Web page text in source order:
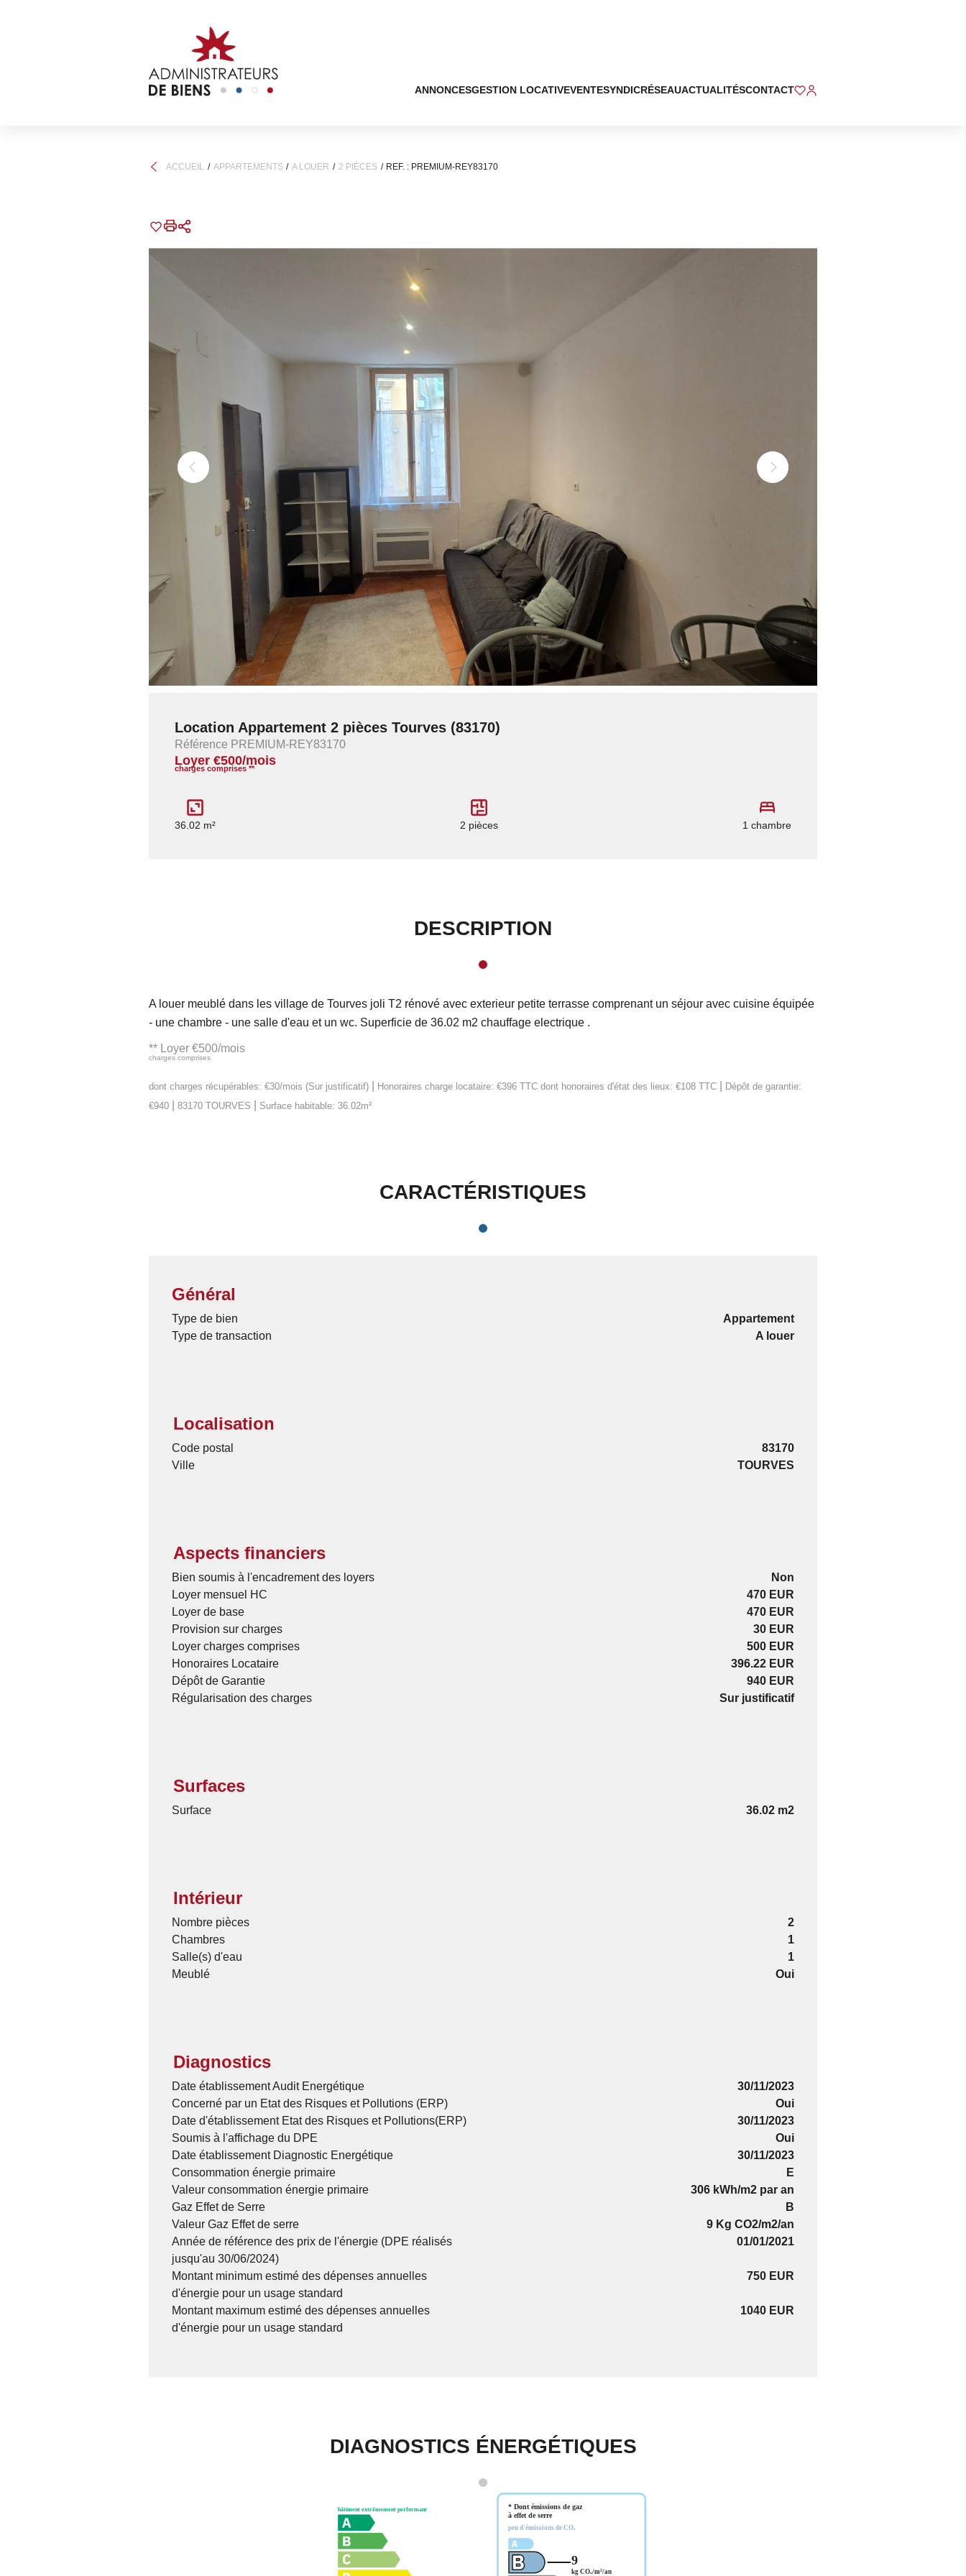
ANNONCESGESTION LOCATIVEVENTESYNDICRÉSEAUACTUALITÉSCONTACT
ACCUEIL APPARTEMENTS A LOUER 2 PIÈCES REF. : PREMIUM-REY83170
Location Appartement 2 pièces Tourves (83170)
Référence PREMIUM-REY83170
Loyer €500/mois
charges comprises **
36.02 m² 2 pièces 1 chambre
DESCRIPTION
A louer meublé dans les village de Tourves joli T2 rénové avec exterieur petite terrasse comprenant un séjour avec cuisine équipée
- une chambre - une salle d'eau et un wc. Superficie de 36.02 m2 chauffage electrique .
** Loyer €500/mois
charges comprises
dont charges récupérables: €30/mois (Sur justificatif) Honoraires charge locataire: €396 TTC dont honoraires d'état des lieux: €108 TTC
Dépôt de garantie:
€940
83170 TOURVES Surface habitable: 36.02m²
CARACTÉRISTIQUES
Général
Type de bien
Appartement
Type de transaction
A louer
Localisation
Code postal
83170
Ville
TOURVES
Aspects financiers
Bien soumis à l'encadrement des loyers
Non
Loyer mensuel HC
470 EUR
Loyer de base
470 EUR
Provision sur charges
30 EUR
Loyer charges comprises
500 EUR
Honoraires Locataire
396.22 EUR
Dépôt de Garantie
940 EUR
Régularisation des charges
Sur justificatif
Surfaces
Surface 36.02 m2
Intérieur
Nombre pièces
2
Chambres
1
Salle(s) d'eau
1
Meublé
Oui
Diagnostics
Date établissement Audit Energétique
30/11/2023
Concerné par un Etat des Risques et Pollutions (ERP)
Oui
Date d'établissement Etat des Risques et Pollutions(ERP)
30/11/2023
Soumis à l'affichage du DPE
Oui
Date établissement Diagnostic Energétique
30/11/2023
Consommation énergie primaire
E
Valeur consommation énergie primaire
306 kWh/m2 par an
Gaz Effet de Serre
B
Valeur Gaz Effet de serre
9 Kg CO2/m2/an
Année de référence des prix de l'énergie (DPE réalisés
jusqu'au 30/06/2024)
01/01/2021
Montant minimum estimé des dépenses annuelles
d'énergie pour un usage standard
750 EUR
Montant maximum estimé des dépenses annuelles
d'énergie pour un usage standard
1040 EUR
DIAGNOSTICS ÉNERGÉTIQUES